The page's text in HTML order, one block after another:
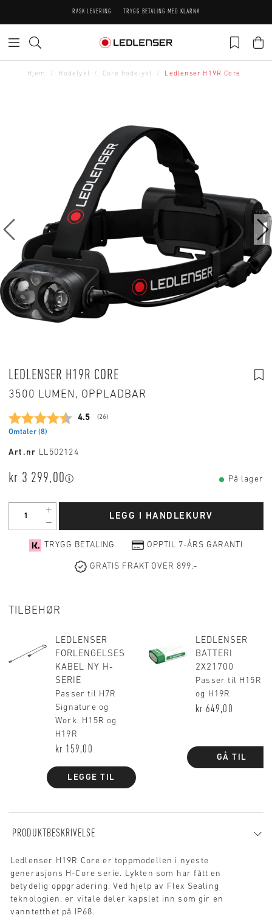
RASK LEVERING TRYGG BETALING MED KLARNA
Hjem Hodelykt Core hodelykt Ledlenser H19R Core
LEDLENSER H19R CORE
3500 LUMEN, OPPLADBAR
Gjennomsnittskarakter:
4.5 (stemmer:
26)
Omtaler (8)
Art.nr LL502124
kr 3 299,00 På lager
LEGG I HANDLEKURV
TRYGG BETALING OPPTIL 7-ÅRS GARANTI
GRATIS FRAKT OVER 899,-
TILBEHØR
LEDLENSER
FORLENGELSES
KABEL NY H-
SERIE
Passer til H7R
Signature og
Work, H15R og
H19R
kr 159,00
LEGGE TIL
LEDLENSER
BATTERI
2X21700
Passer til H15R
og H19R
kr 649,00
GÅ TIL
PRODUKTBESKRIVELSE
Ledlenser H19R Core er toppmodellen i nyeste
generasjons H-Core serie. Lykten som har fått en
betydelig oppgradering. Ved hjelp av Flex Sealing
teknologien, er vitale deler kapslet inn som gir en
vanntetthet på IP68.